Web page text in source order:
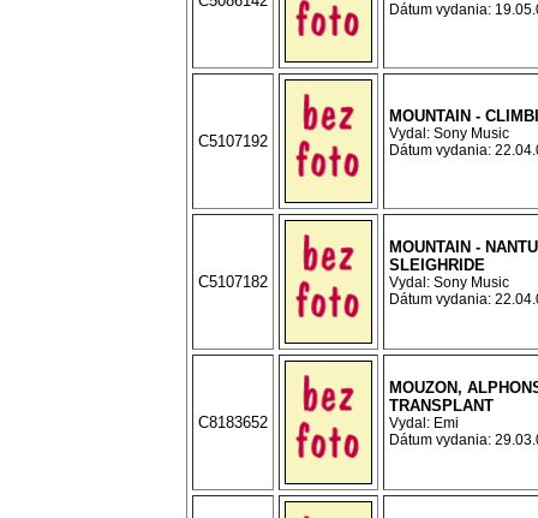
Dátum vydania:
C5107192
MOUNTAIN -
Vydal: Sony Music
Dátum vydania:
C5107182
MOUNTAIN -
SLEIGHRIDE
Vydal: Sony Music
Dátum vydania:
C8183652
MOUZON,
TRANSPLANT
Vydal: Emi
Dátum vydania: